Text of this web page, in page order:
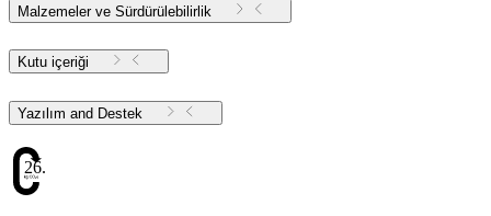
Malzemeler ve Sürdürülebilirlik
Kutu içeriği
Yazılım and Destek
26.72